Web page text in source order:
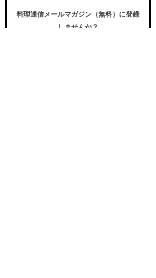
料理通信メールマガジン（無料）に登録
しませんか？